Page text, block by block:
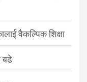
वैकल्पिक शिक्षा
बढे